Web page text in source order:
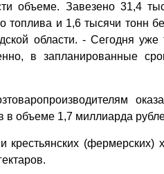
объеме. Завезено 31,4
топлива и 1,6 тысячи тонн
области. - Сегодня
в запланированные
в объеме 1,7 миллиарда
крестьянских (фермерских)